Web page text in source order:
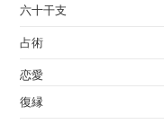
六十干支
占術
恋愛
復縁